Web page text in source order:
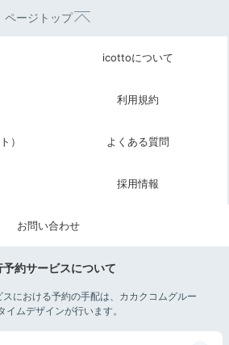
の心を潤してくれますよ。
らい1-1-3 ザ・
浜/横浜ベイコ
ート
日本料理 華暦
住所
神奈川県横浜市西区みなとみらい1-
カハラ・ホテル&リゾート 横浜
ページトップ
icottoについて
利用規約
） よくある質問
採用情報
お問い合わせ
予約サービスについて
における予約の手配は、カカクコムグルー
ムデザインが行います。